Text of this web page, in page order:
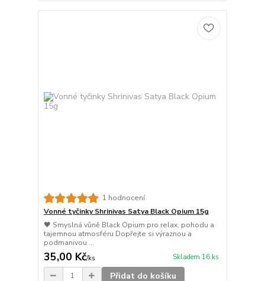
1 hodnocení
Vonné tyčinky Shrinivas Satya Black Opium 15g
🖤 Smyslná vůně Black Opium pro relax, pohodu a
tajemnou atmosféru Dopřejte si výraznou a
podmanivou ...
35,00 Kč/ks Skladem 16 ks
Přidat do košíku